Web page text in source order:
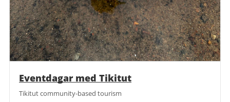
Eventdagar med Tikitut
Tikitut community-based tourism